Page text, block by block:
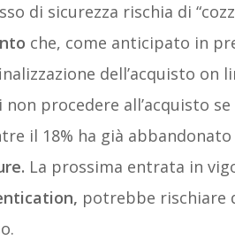
di sicurezza rischia di
che, come anticipato in
dell’acquisto on
procedere all’acquisto
il 18% ha già
La prossima entrata in
potrebbe rischiare